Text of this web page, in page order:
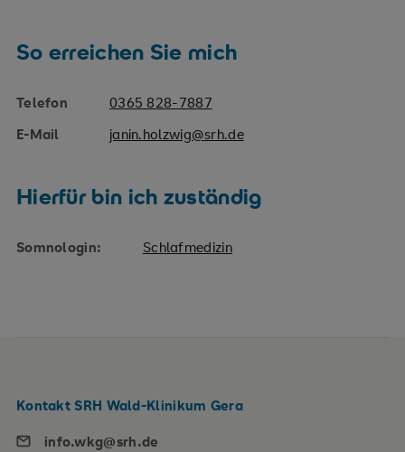
So erreichen Sie mich
Telefon
0365 828-7887
E-Mail
janin.holzwig@srh.de
Hierfür bin ich zuständig
Somnologin: Schlafmedizin
Kontakt SRH Wald-Klinikum Gera
info.wkg@srh.de